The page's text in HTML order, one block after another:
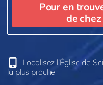
Pour en
de chez
Localisez l’Église de
la plus proche